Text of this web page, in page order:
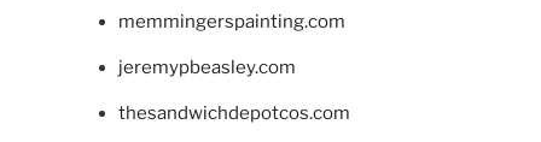
memmingerspainting.com
jeremypbeasley.com
thesandwichdepotcos.com